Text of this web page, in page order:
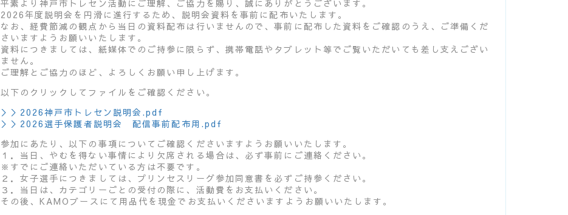
平素より神戸市トレセン活動にご理解、ご協力を賜り、誠にありがとうございます。
2026年度説明会を円滑に進行するため、説明会資料を事前に配布いたします。
なお、経費節減の観点から当日の資料配布は行いませんので、事前に配布した資料をご確認のうえ、ご準備くだ
さいますようお願いいたします。
資料につきましては、紙媒体でのご持参に限らず、携帯電話やタブレット等でご覧いただいても差し支えござい
ません。
ご理解とご協力のほど、よろしくお願い申し上げます。
以下のクリックしてファイルをご確認ください。
＞＞2026神戸市トレセン説明会.pdf
＞＞2026選手保護者説明会 配信事前配布用.pdf
参加にあたり、以下の事項についてご確認くださいますようお願いいたします。
１．当日、やむを得ない事情により欠席される場合は、必ず事前にご連絡ください。
※すでにご連絡いただいている方は不要です。
２．女子選手につきましては、プリンセスリーグ参加同意書を必ずご持参ください。
３．当日は、カテゴリーごとの受付の際に、活動費をお支払いください。
その後、KAMOブースにて用品代を現金でお支払いくださいますようお願いいたします。